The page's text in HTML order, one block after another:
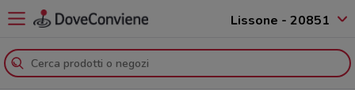
Lissone - 20851